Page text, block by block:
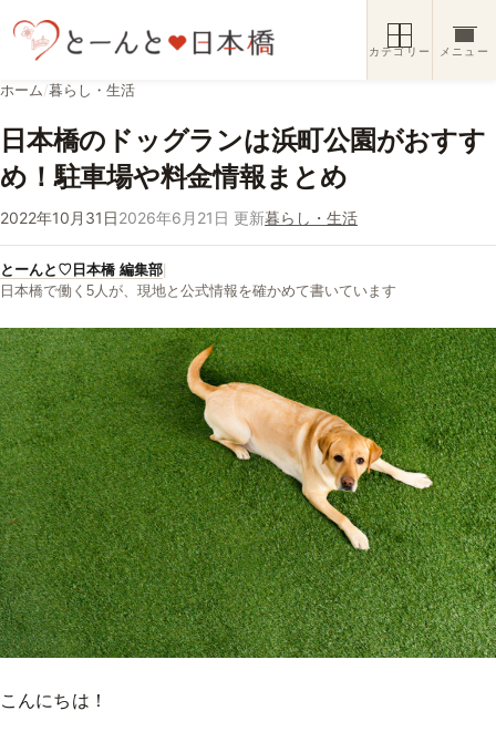
カテゴリー メニュー
ホーム/暮らし・生活
日本橋のドッグランは浜町公園がおすす
め！駐車場や料金情報まとめ
2022年10月31日2026年6月21日 更新暮らし・生活
とーんと♡日本橋 編集部
日本橋で働く5人が、現地と公式情報を確かめて書いています
こんにちは！